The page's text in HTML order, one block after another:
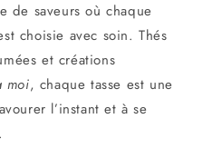
de saveurs où chaque
choisie avec soin. Thés
et créations
moi, chaque tasse est une
l’instant et à se